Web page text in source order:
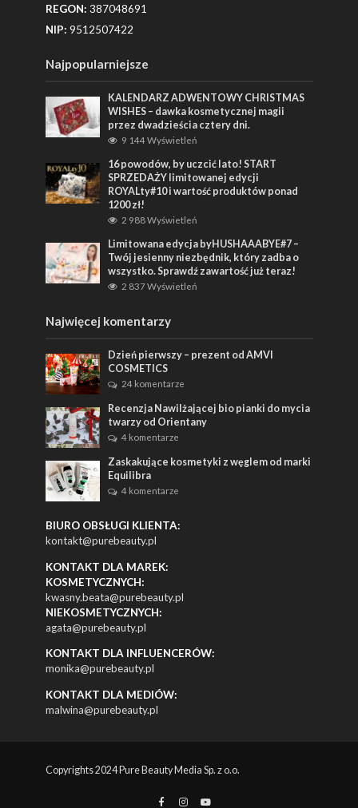
REGON: 387048691
NIP: 9512507422
Najpopularniejsze
KALENDARZ ADWENTOWY CHRISTMAS
WISHES – dawka kosmetycznej magii
przez dwadzieścia cztery dni.
9 144 Wyświetleń
16 powodów, by uczcić lato! START
SPRZEDAŻY limitowanej edycji
ROYALty#10 i wartość produktów ponad
1200 zł!
2 988 Wyświetleń
Limitowana edycja byHUSHAAABYE#7 –
Twój jesienny niezbędnik, który zadba o
wszystko. Sprawdź zawartość już teraz!
2 837 Wyświetleń
Najwięcej komentarzy
Dzień pierwszy – prezent od AMVI
COSMETICS
24 komentarze
Recenzja Nawilżającej bio pianki do mycia
twarzy od Orientany
4 komentarze
Zaskakujące kosmetyki z węglem od marki
Equilibra
4 komentarze
BIURO OBSŁUGI KLIENTA:
kontakt@purebeauty.pl
KONTAKT DLA MAREK:
KOSMETYCZNYCH:
kwasny.beata@purebeauty.pl
NIEKOSMETYCZNYCH:
agata@purebeauty.pl
KONTAKT DLA INFLUENCERÓW:
monika@purebeauty.pl
KONTAKT DLA MEDIÓW:
malwina@purebeauty.pl
Copyrights 2024 Pure Beauty Media Sp. z o.o.